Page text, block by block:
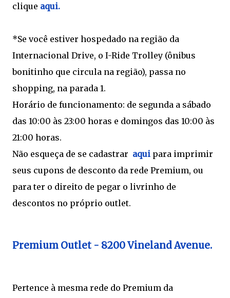
clique aqui.
*Se você estiver hospedado na região da
Internacional Drive, o I-Ride Trolley (ônibus
bonitinho que circula na região), passa no
shopping, na parada 1.
Horário de funcionamento: de segunda a sábado
das 10:00 às 23:00 horas e domingos das 10:00 às
21:00 horas.
Não esqueça de se cadastrar aqui para imprimir
seus cupons de desconto da rede Premium, ou
para ter o direito de pegar o livrinho de
descontos no próprio outlet.
Premium Outlet - 8200 Vineland Avenue.
Pertence à mesma rede do Premium da